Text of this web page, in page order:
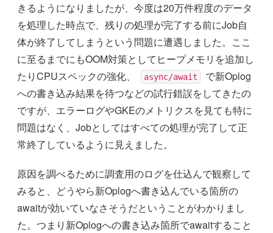
きるようになりましたが、今度は20万件程度のデータ
を処理した時点で、残りの処理が完了する前にJob自
体が終了してしまうという問題に遭遇しました。ここ
に至るまでにもOOM対策としてヒープメモリを追加し
たりCPUスペックの強化、
async/await
で新Oplog
への書き込み結果を待つなどの試行錯誤をしてきたの
ですが、エラーログやGKEのメトリクスを見ても特に
問題はなく、Jobとしてはすべての処理が完了して正
常終了しているように見えました。
原因を調べるために調査用のログを仕込んで観察して
みると、どうやら新Oplogへ書き込んでいる箇所の
awaitが効いていなさそうだということがわかりまし
た。つまり新Oplogへの書き込み箇所でawaitすること